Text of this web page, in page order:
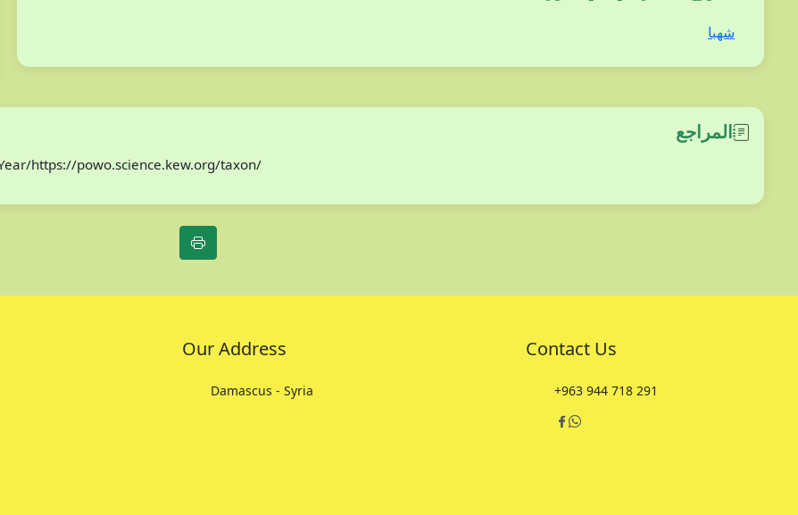
شهبا
المراجع
https://powo.science.kew.org/taxon/
Our Address
Damascus - Syria
Contact Us
+963 944 718 291